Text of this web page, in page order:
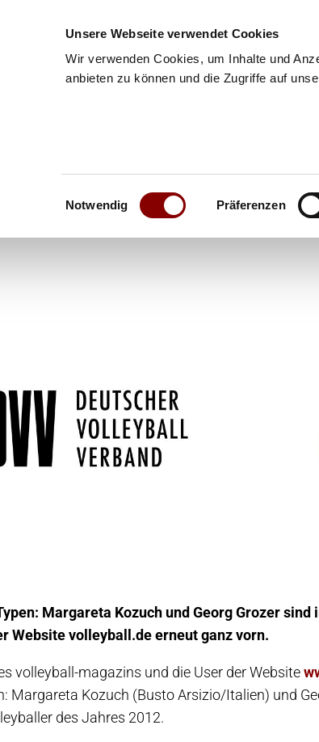
Unsere Webseite verwendet Cookies
Wir verwenden Cookies, um Inhalte und
anbieten zu können und die Zugriffe auf
Einwilligungsauswahl
Notwendig Präferenzen
Magic Schorsch junior sind erneut
Margareta Kozuch und Georg Grozer sind
Website volleyball.de erneut ganz vorn.
volleyball-magazins und die User der Website
Margareta Kozuch (Busto Arsizio/Italien) und
des Jahres 2012.